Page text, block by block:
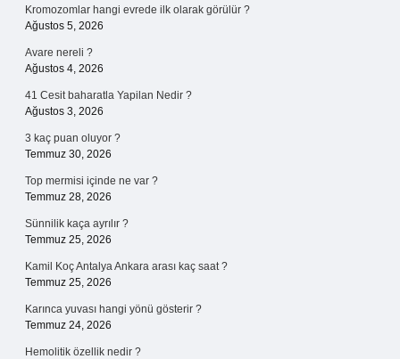
Kromozomlar hangi evrede ilk olarak görülür ?
Ağustos 5, 2026
Avare nereli ?
Ağustos 4, 2026
41 Cesit baharatla Yapilan Nedir ?
Ağustos 3, 2026
3 kaç puan oluyor ?
Temmuz 30, 2026
Top mermisi içinde ne var ?
Temmuz 28, 2026
Sünnilik kaça ayrılır ?
Temmuz 25, 2026
Kamil Koç Antalya Ankara arası kaç saat ?
Temmuz 25, 2026
Karınca yuvası hangi yönü gösterir ?
Temmuz 24, 2026
Hemolitik özellik nedir ?